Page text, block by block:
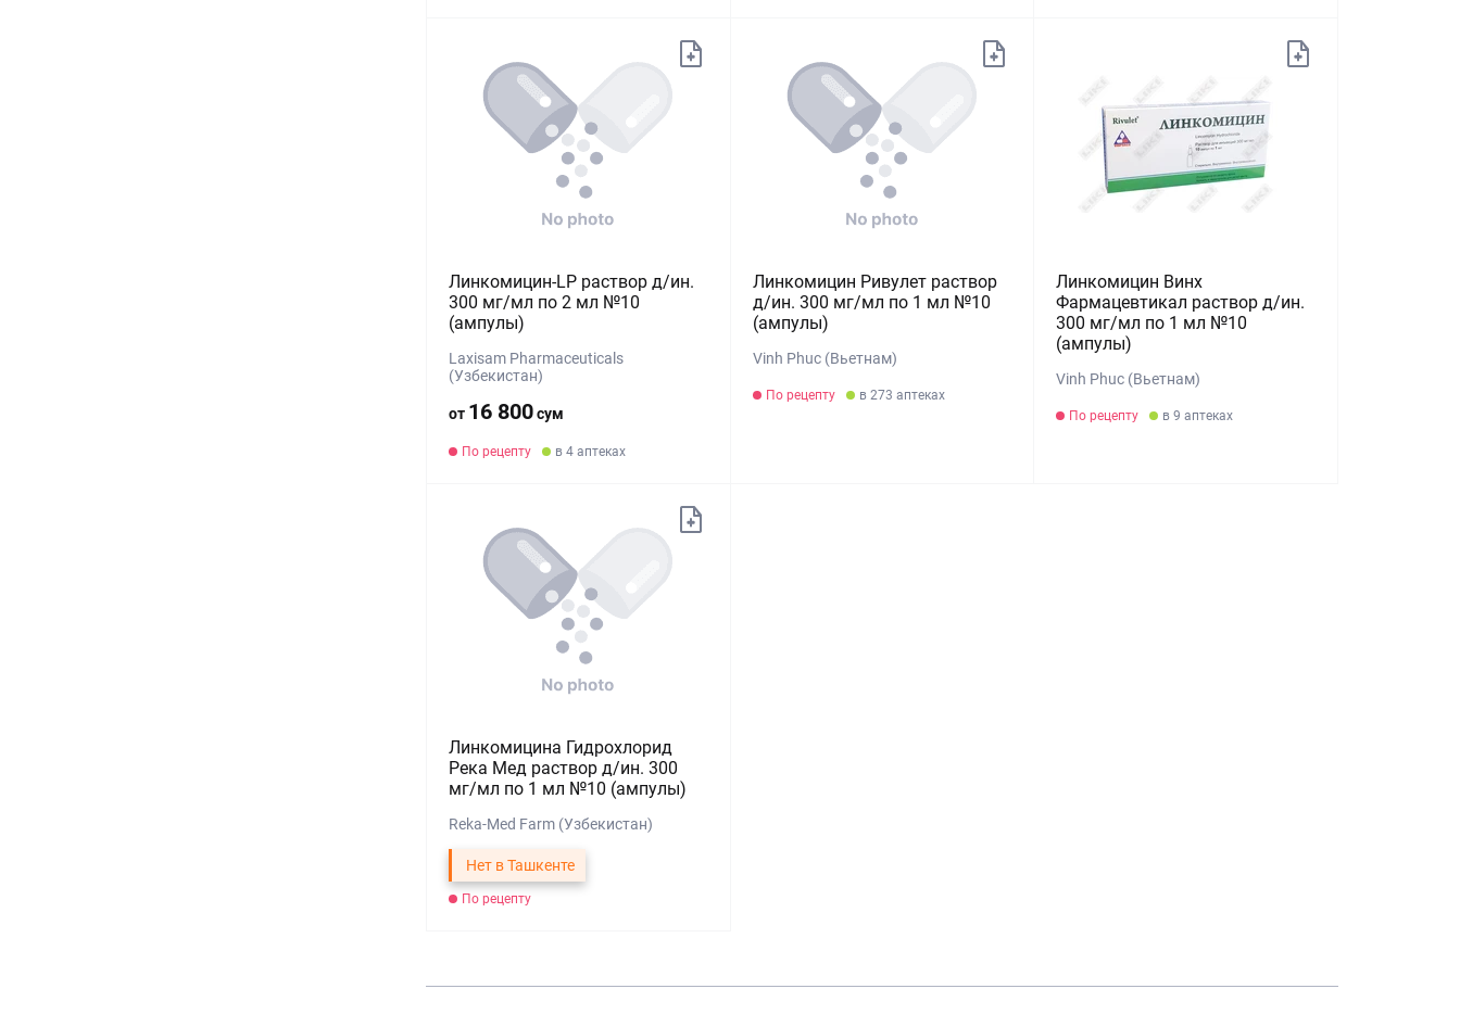
Линкомицин-LP раствор д/ин.
300 мг/мл по 2 мл №10
(ампулы)
Laxisam Pharmaceuticals
(Узбекистан)
от 16 800сум
По рецепту в 4 аптеках
Линкомицин Ривулет раствор
д/ин. 300 мг/мл по 1 мл №10
(ампулы)
Vinh Phuc (Вьетнам)
По рецепту в 273 аптеках
Линкомицин Винх
Фармацевтикал раствор д/ин.
300 мг/мл по 1 мл №10
(ампулы)
Vinh Phuc (Вьетнам)
По рецепту в 9 аптеках
Линкомицина Гидрохлорид
Река Мед раствор д/ин. 300
мг/мл по 1 мл №10 (ампулы)
Reka-Med Farm (Узбекистан)
Нет в Ташкенте
По рецепту